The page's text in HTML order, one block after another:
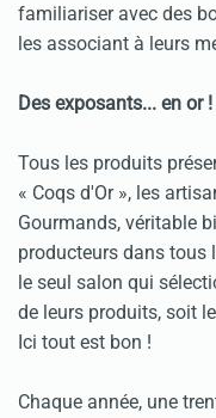
familiariser avec des
les associant à leurs
Des exposants... en or !
Tous les produits
« Coqs d'Or », les
Gourmands, véritable
producteurs dans tous
le seul salon qui
de leurs produits, soit
Ici tout est bon !
Chaque année, une